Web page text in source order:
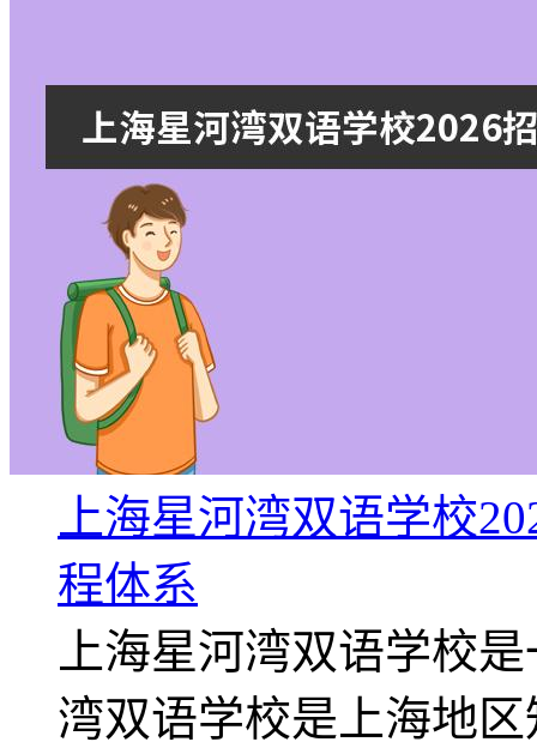
上海星河湾双语学校
程体系
上海星河湾双语学校
湾双语学校是上海地